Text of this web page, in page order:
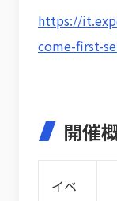
https://
come-first-
開催
イベ